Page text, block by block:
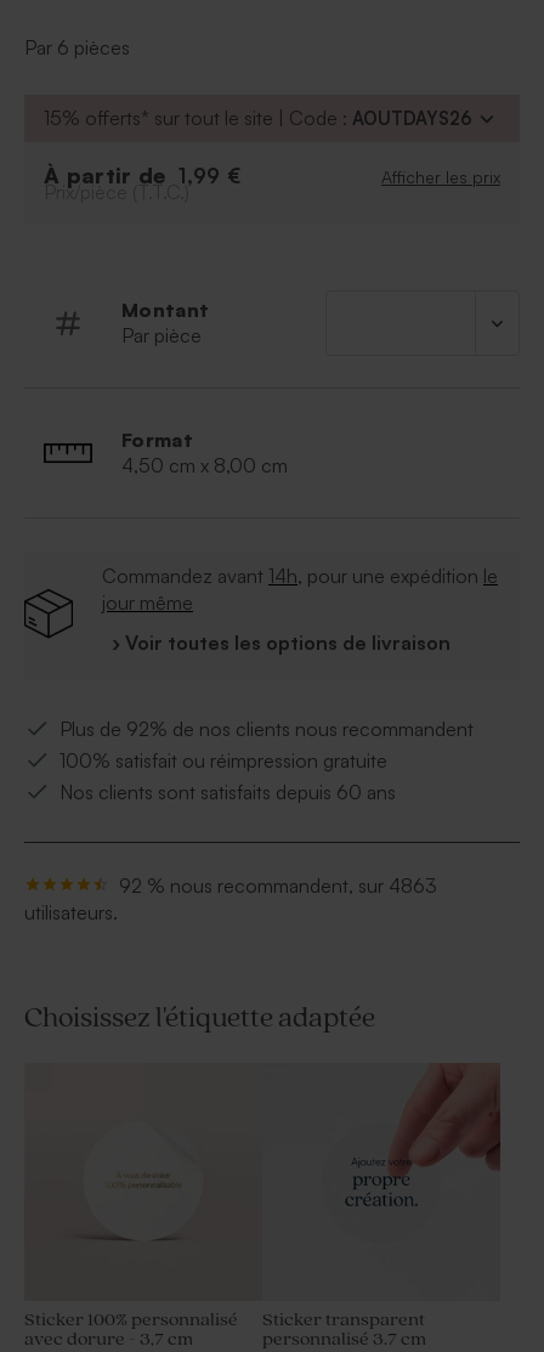
convives. Ce contenant en verre à l'effet givré avec
Par 6 pièces
15% offerts* sur tout le site | Code : AOUTDAYS26
À partir de 1,99 € Afficher les prix
Prix/pièce (T.T.C.)
Montant
Par pièce
Format
4,50 cm x 8,00 cm
Commandez avant 14h, pour une expédition le
jour même
› Voir toutes les options de livraison
Plus de 92% de nos clients nous recommandent
100% satisfait ou réimpression gratuite
Nos clients sont satisfaits depuis 60 ans
92 % nous recommandent, sur 4863
utilisateurs.
Choisissez l'étiquette adaptée
Sticker 100% personnalisé
avec dorure - 3,7 cm
Sticker transparent
personnalisé 3.7 cm